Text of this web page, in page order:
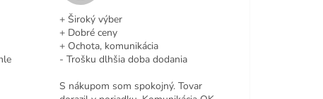
+ Široký výber
+ Dobré ceny
+ Ochota, komunikácia
- Trošku dlhšia doba dodania
S nákupom som spokojný. Tovar